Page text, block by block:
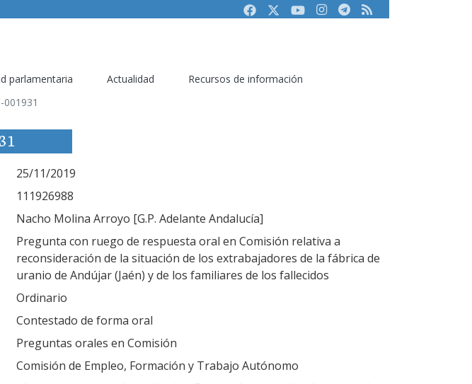
FacebookTwitterYoutubeInstagram
Telegram
RSS
parlamentaria Actualidad
Recursos de información
001931
25/11/2019
111926988
Nacho Molina Arroyo [G.P. Adelante Andalucía]
Pregunta con ruego de respuesta oral en Comisión relativa a
reconsideración de la situación de los extrabajadores de la fábrica de
uranio de Andújar (Jaén) y de los familiares de los fallecidos
Ordinario
Contestado de forma oral
Preguntas orales en Comisión
Comisión de Empleo, Formación y Trabajo Autónomo